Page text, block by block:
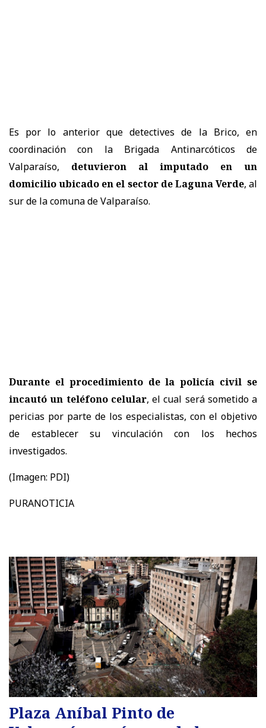
Es por lo anterior que detectives de la Brico, en
coordinación con la Brigada Antinarcóticos de
Valparaíso, detuvieron al imputado en un
domicilio ubicado en el sector de Laguna Verde, al
sur de la comuna de Valparaíso.
Durante el procedimiento de la policía civil se
incautó un teléfono celular, el cual será sometido a
pericias por parte de los especialistas, con el objetivo
de establecer su vinculación con los hechos
investigados.
(Imagen: PDI)
PURANOTICIA
Plaza Aníbal Pinto de